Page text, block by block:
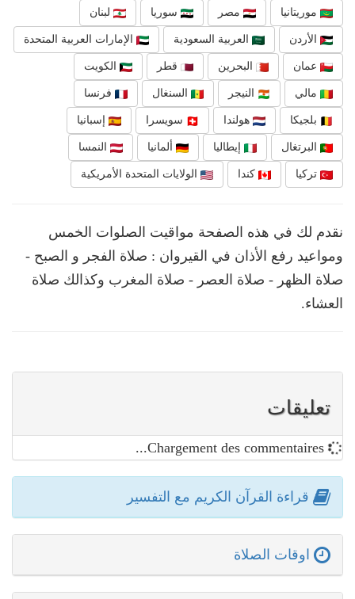
موريتانيا مصر سوريا لبنان
الأردن العربية السعودية الإمارات العربية المتحدة
عمان البحرين قطر الكويت
مالي النيجر السنغال فرنسا
بلجيكا هولندا سويسرا إسبانيا
البرتغال إيطاليا ألمانيا النمسا
تركيا كندا الولايات المتحدة الأمريكية
نقدم لك في هذه الصفحة مواقيت الصلوات الخمس
ومواعيد رفع الأذان في القيروان : صلاة الفجر و الصبح -
صلاة الظهر - صلاة العصر - صلاة المغرب وكذالك صلاة
العشاء.
تعليقات
قراءة القرآن الكريم مع التفسير
اوقات الصلاة